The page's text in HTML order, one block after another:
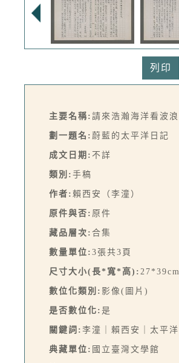
列印
主要名稱: 請來浩瀚海洋看波浪
劃一題名: 蔚藍的太平洋日記
成文日期: 不詳
類別: 手稿
作者: 賴西安（李潼）
原件與否: 原件
藏品層次: 合集
數量單位: 3張共3頁
尺寸大小(長*寬*高): 27*39cm
數位化類別: 影像(圖片)
是否數位化: 是
關鍵詞: 李潼｜賴西安｜太平洋
典藏單位: 國立臺灣文學館